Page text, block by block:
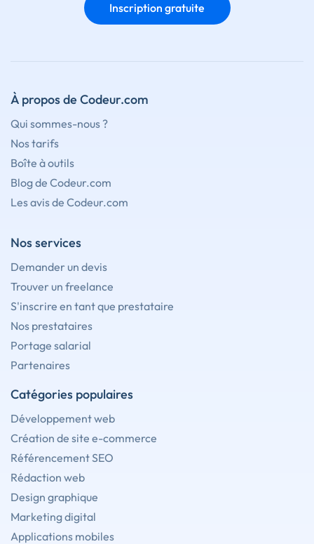
Inscription gratuite
À propos de Codeur.com
Qui sommes-nous ?
Nos tarifs
Boîte à outils
Blog de Codeur.com
Les avis de Codeur.com
Nos services
Demander un devis
Trouver un freelance
S'inscrire en tant que prestataire
Nos prestataires
Portage salarial
Partenaires
Catégories populaires
Développement web
Création de site e-commerce
Référencement SEO
Rédaction web
Design graphique
Marketing digital
Applications mobiles